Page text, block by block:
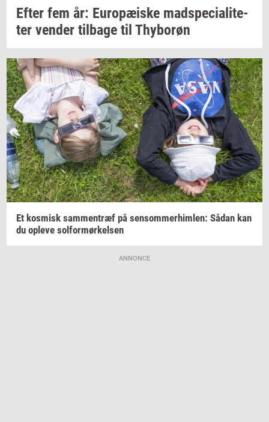
Efter fem år: Eu­ro­pæ­i­ske mad­spe­ci­a­li­te­
ter ven­der til­ba­ge til Thy­bor­øn
Et kos­misk sam­men­træf på sen­som­mer­him­len: Sådan kan
du op­le­ve sol­for­mør­kel­sen
ANNONCE